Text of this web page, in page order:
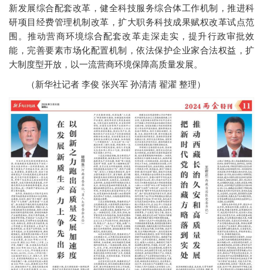
新发展综合配套改革，健全科技服务综合体工作机制，推进科
研项目经费管理机制改革，扩大职务科技成果赋权改革试点范
围。推动营商环境综合配套改革走深走实，提升行政审批效
能，完善要素市场化配置机制，依法保护企业家合法权益，扩
大制度型开放，以一流营商环境保障高质量发展。
（新华社记者 李俊 张兴军 孙清清 翟濯 整理）